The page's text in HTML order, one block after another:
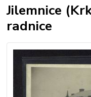
Jilemnice
radnice